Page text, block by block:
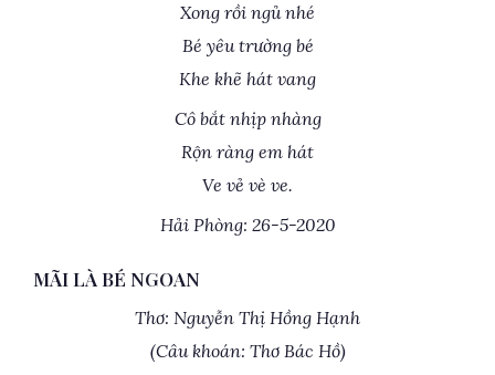
Xong rồi ngủ nhé
Bé yêu trường bé
Khe khẽ hát vang
Cô bắt nhịp nhàng
Rộn ràng em hát
Ve vẻ vè ve.
Hải Phòng: 26-5-2020
MÃI LÀ BÉ NGOAN
Thơ: Nguyễn Thị Hồng Hạnh
(Câu khoán: Thơ Bác Hồ)